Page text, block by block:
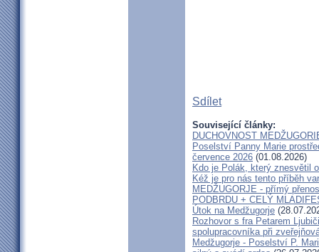
Sdílet
Související články:
DUCHOVNOST
Poselství Panny Marie
července 2026 (01.08.2026)
Kdo je Polák, který znesvětil
Kéž je pro nás tento příběh
MEDŽUGORJE - přímý
PODBRDU + CELÝ
Útok na Medžugorje
Rozhovor s fra Petarem
spolupracovníka při
Medžugorje - Poselství P.